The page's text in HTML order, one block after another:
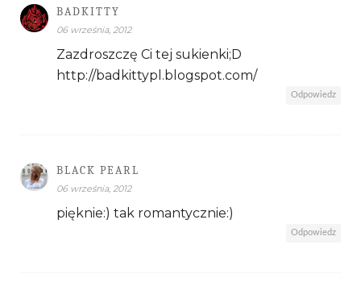
BADKITTY
06 września, 2012
Zazdroszczę Ci tej sukienki;D
http://badkittypl.blogspot.com/
Odpowiedz
BLACK PEARL
06 września, 2012
pięknie:) tak romantycznie:)
Odpowiedz